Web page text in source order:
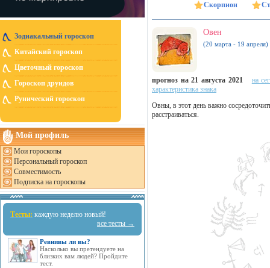
Зодиакальный гороскоп
Китайский гороскоп
Цветочный гороскоп
Гороскоп друидов
Рунический гороскоп
Мой профиль
Мои гороскопы
Персональный гороскоп
Совместимость
Подписка на гороскопы
Тесты: каждую неделю новый!
все тесты →
Ревнивы ли вы?
Насколько вы претендуете на
близких вам людей? Пройдите
тест.
Скорпион
Овен
(20 марта - 19 апреля)
прогноз на 21 августа 2021
на
характеристика знака
Овны, в этот день важно
расстраиваться.